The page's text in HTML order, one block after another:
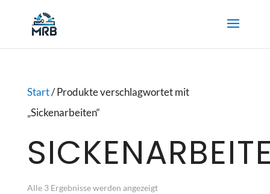
Start/ Produkte verschlagwortet mit
„Sickenarbeiten“
Alle 3 Ergebnisse werden angezeigt